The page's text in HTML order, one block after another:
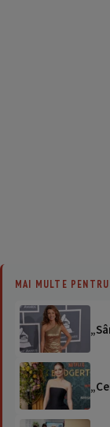
MAI MULTE